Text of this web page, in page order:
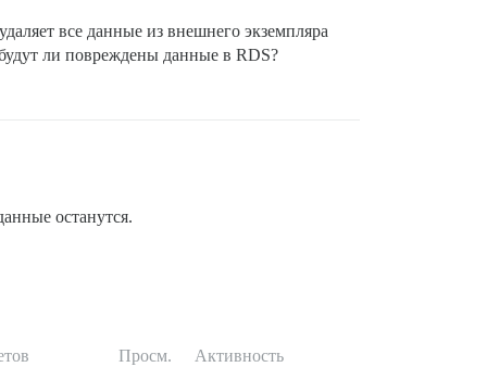
все данные из внешнего экземпляра
ли повреждены данные в RDS?
останутся.
Просм. Активность